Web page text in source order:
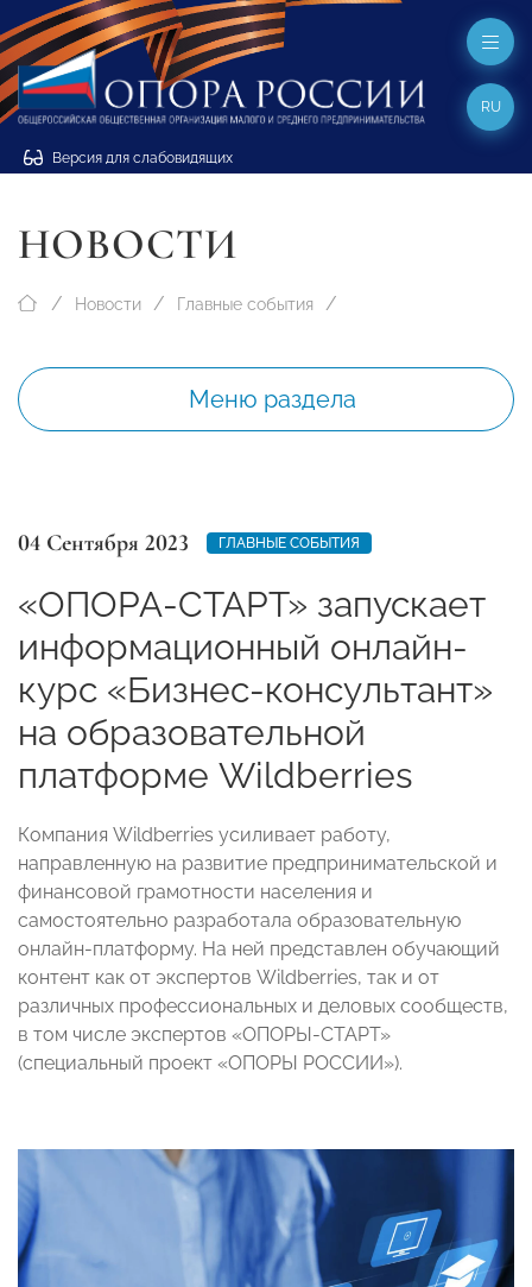
Версия для слабовидящих
RU
НОВОСТИ
Новости Главные события
Меню раздела
04 Сентября 2023 ГЛАВНЫЕ СОБЫТИЯ
«ОПОРА-СТАРТ» запускает
информационный онлайн-
курс «Бизнес-консультант»
на образовательной
платформе Wildberries
Компания Wildberries усиливает работу,
направленную на развитие предпринимательской и
финансовой грамотности населения и
самостоятельно разработала образовательную
онлайн-платформу. На ней представлен обучающий
контент как от экспертов Wildberries, так и от
различных профессиональных и деловых сообществ,
в том числе экспертов «ОПОРЫ-СТАРТ»
(специальный проект «ОПОРЫ РОССИИ»).